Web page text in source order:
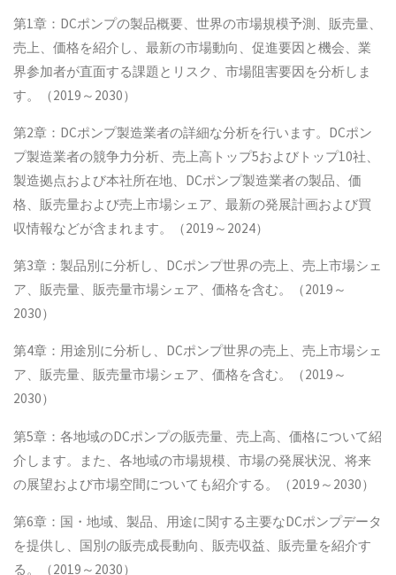
第1章：DCポンプの製品概要、世界の市場規模予測、販売量、
売上、価格を紹介し、最新の市場動向、促進要因と機会、業
界参加者が直面する課題とリスク、市場阻害要因を分析しま
す。（2019～2030）
第2章：DCポンプ製造業者の詳細な分析を行います。DCポン
プ製造業者の競争力分析、売上高トップ5およびトップ10社、
製造拠点および本社所在地、DCポンプ製造業者の製品、価
格、販売量および売上市場シェア、最新の発展計画および買
収情報などが含まれます。（2019～2024）
第3章：製品別に分析し、DCポンプ世界の売上、売上市場シェ
ア、販売量、販売量市場シェア、価格を含む。（2019～
2030）
第4章：用途別に分析し、DCポンプ世界の売上、売上市場シェ
ア、販売量、販売量市場シェア、価格を含む。（2019～
2030）
第5章：各地域のDCポンプの販売量、売上高、価格について紹
介します。また、各地域の市場規模、市場の発展状況、将来
の展望および市場空間についても紹介する。（2019～2030）
第6章：国・地域、製品、用途に関する主要なDCポンプデータ
を提供し、国別の販売成長動向、販売収益、販売量を紹介す
る。（2019～2030）